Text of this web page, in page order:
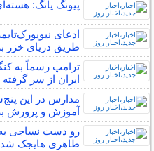
پیونگ یانگ:
ادعای
طریق دریای خزر
ترامپ رسماً به
ایران از سر
مدارس در این
آموزش و پرورش
رو دست نساجی
طاهری هایجک